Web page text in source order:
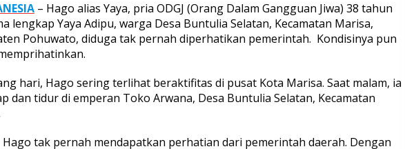
– Hago alias Yaya, pria ODGJ (Orang Dalam Gangguan Jiwa) 38 tahun
lengkap Yaya Adipu, warga Desa Buntulia Selatan, Kecamatan Marisa,
Pohuwato, diduga tak pernah diperhatikan pemerintah. Kondisinya pun
hari, Hago sering terlihat beraktifitas di pusat Kota Marisa. Saat malam, ia
dan tidur di emperan Toko Arwana, Desa Buntulia Selatan, Kecamatan
Hago tak pernah mendapatkan perhatian dari pemerintah daerah. Dengan